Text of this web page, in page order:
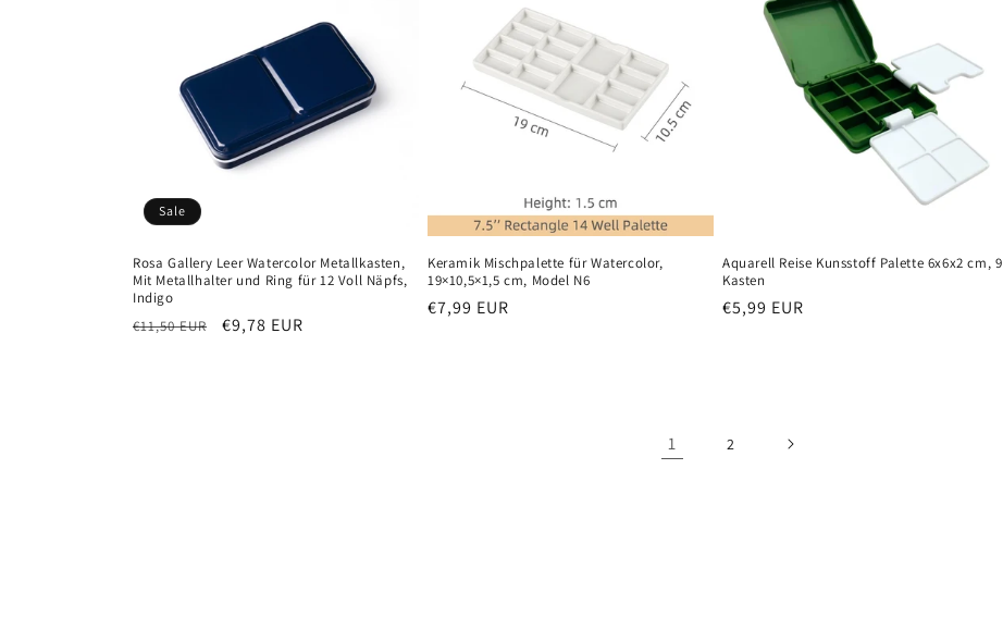
Sale
Rosa Gallery Leer Watercolor Metallkasten,
Mit Metallhalter und Ring für 12 Voll Näpfs,
Indigo
Normaler
€11,50 EUR Verkaufspreis
€9,78 EUR
Keramik Mischpalette für Watercolor,
19×10,5×1,5 cm, Model N6
Normaler
€7,99 EUR
Aquarell Reise Kunsstoff Palette 6x6x2 cm, 9
Kasten
Normaler
€5,99 EUR
1 2